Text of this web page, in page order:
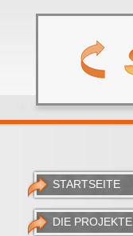
STARTSEITE
DIE PROJEKTE